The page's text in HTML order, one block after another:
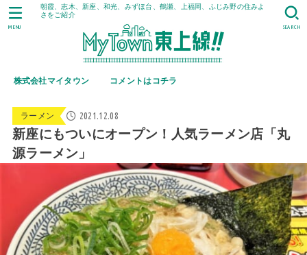
朝霞、志木、新座、和光、みずほ台、鶴瀬、上福岡、ふじみ野の住みよ
さをご紹介
株式会社マイタウン コメントはコチラ
SEARCH
MENU
ラーメン 2021.12.08
新座にもついにオープン！人気ラーメン店「丸
源ラーメン」